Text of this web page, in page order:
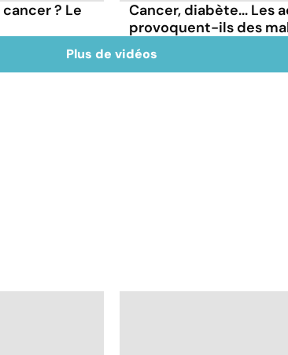
? Le
Cancer, diabète... Les
provoquent-ils des
Plus de vidéos